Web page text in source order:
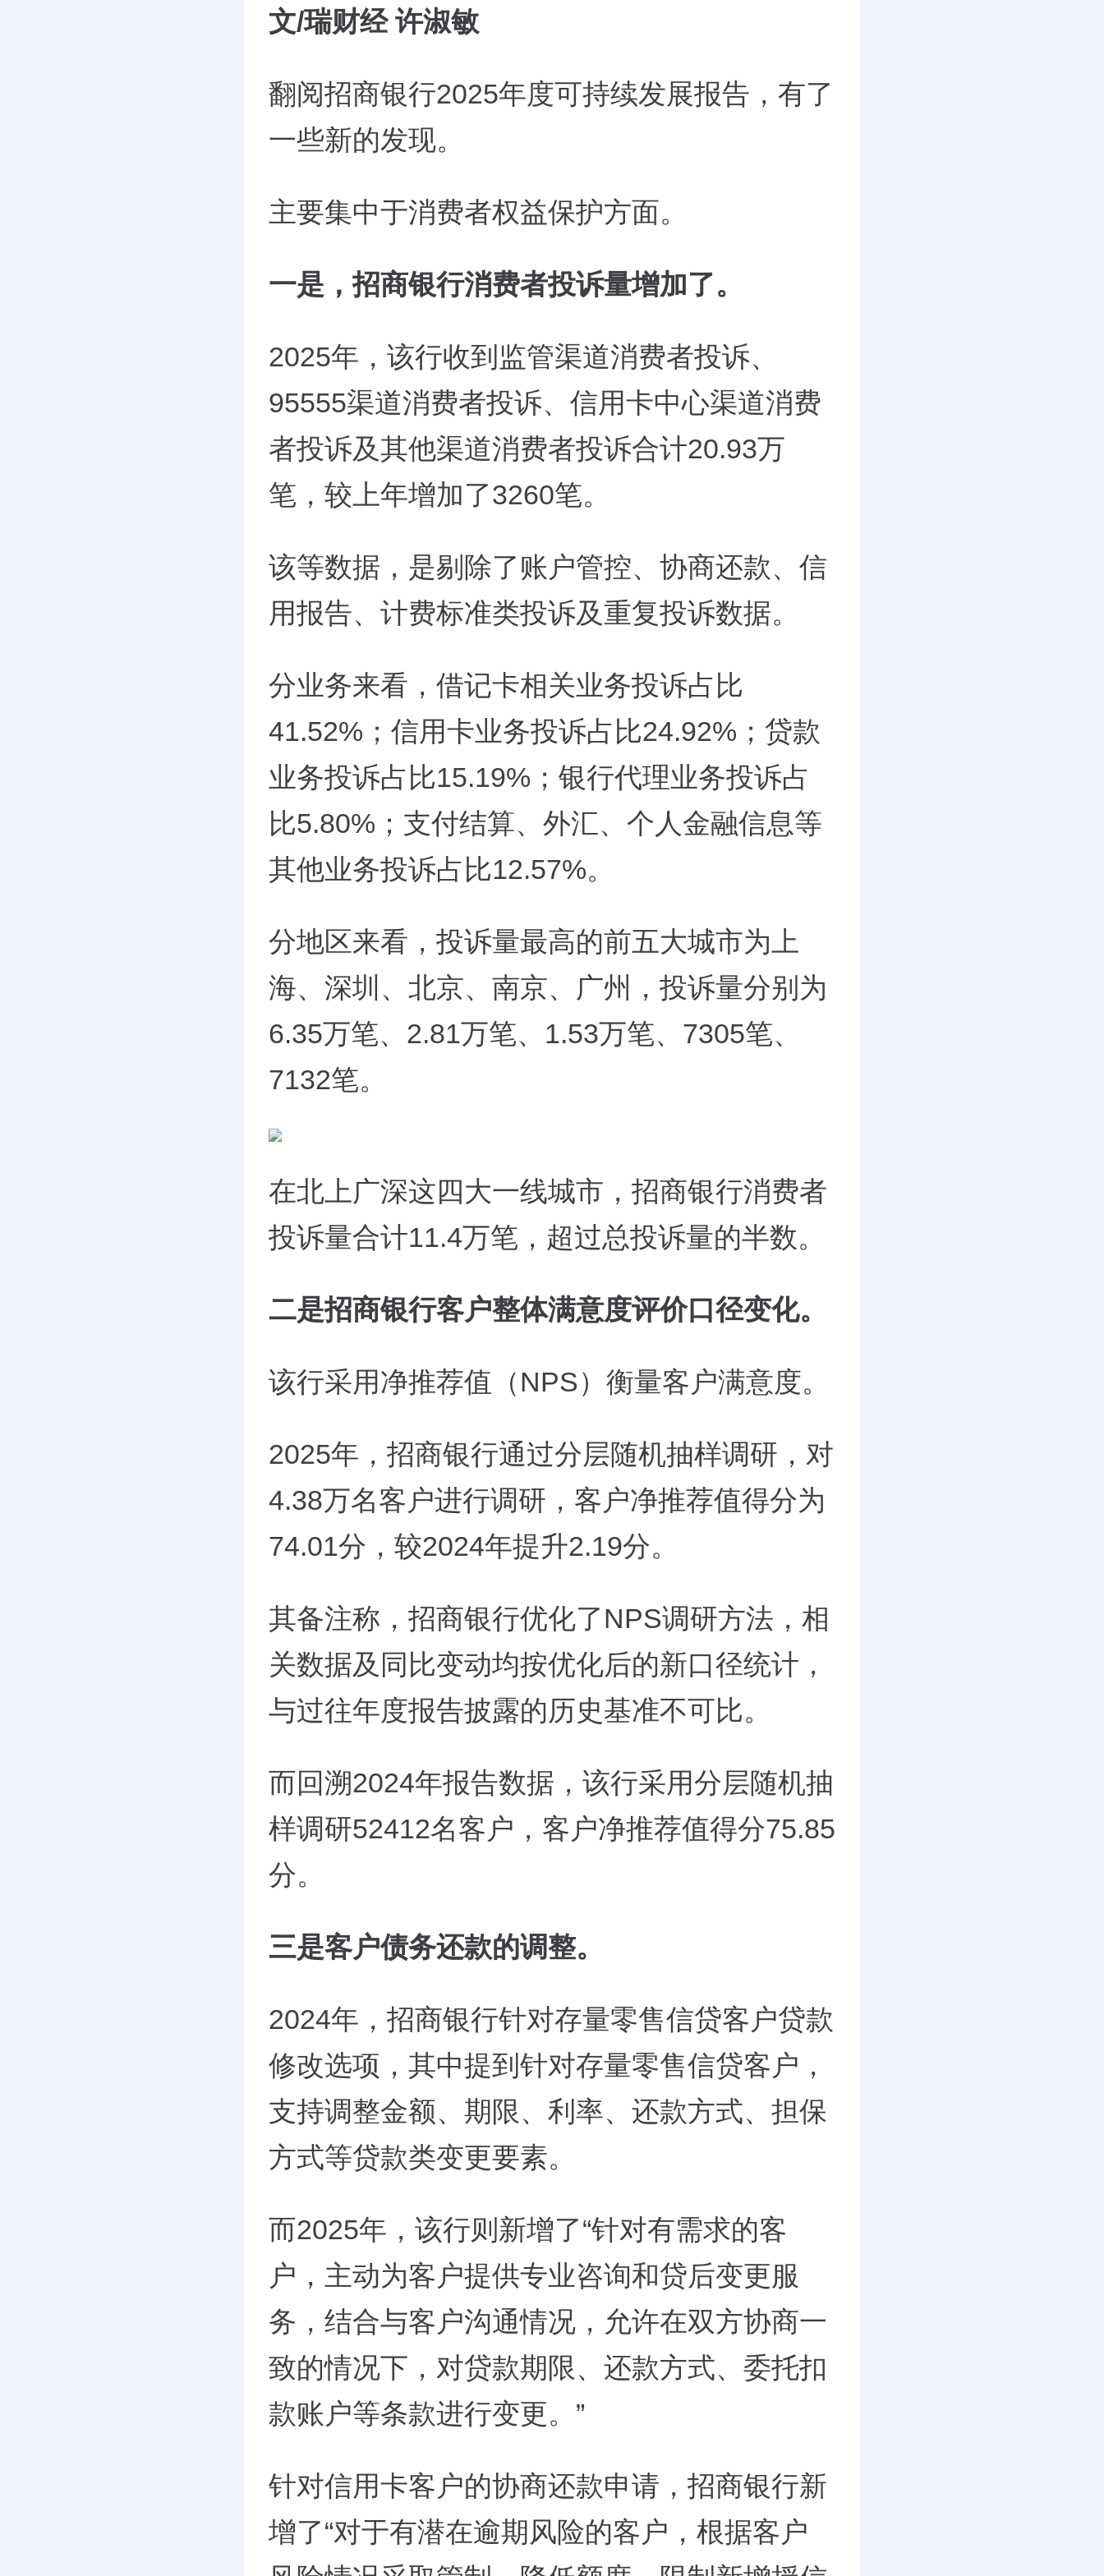
文/瑞财经 许淑敏
翻阅招商银行2025年度可持续发展报告，有了
一些新的发现。
主要集中于消费者权益保护方面。
一是，招商银行消费者投诉量增加了。
2025年，该行收到监管渠道消费者投诉、
95555渠道消费者投诉、信用卡中心渠道消费
者投诉及其他渠道消费者投诉合计20.93万
笔，较上年增加了3260笔。
该等数据，是剔除了账户管控、协商还款、信
用报告、计费标准类投诉及重复投诉数据。
分业务来看，借记卡相关业务投诉占比
41.52%；信用卡业务投诉占比24.92%；贷款
业务投诉占比15.19%；银行代理业务投诉占
比5.80%；支付结算、外汇、个人金融信息等
其他业务投诉占比12.57%。
分地区来看，投诉量最高的前五大城市为上
海、深圳、北京、南京、广州，投诉量分别为
6.35万笔、2.81万笔、1.53万笔、7305笔、
7132笔。
在北上广深这四大一线城市，招商银行消费者
投诉量合计11.4万笔，超过总投诉量的半数。
二是招商银行客户整体满意度评价口径变化。
该行采用净推荐值（NPS）衡量客户满意度。
2025年，招商银行通过分层随机抽样调研，对
4.38万名客户进行调研，客户净推荐值得分为
74.01分，较2024年提升2.19分。
其备注称，招商银行优化了NPS调研方法，相
关数据及同比变动均按优化后的新口径统计，
与过往年度报告披露的历史基准不可比。
而回溯2024年报告数据，该行采用分层随机抽
样调研52412名客户，客户净推荐值得分75.85
分。
三是客户债务还款的调整。
2024年，招商银行针对存量零售信贷客户贷款
修改选项，其中提到针对存量零售信贷客户，
支持调整金额、期限、利率、还款方式、担保
方式等贷款类变更要素。
而2025年，该行则新增了“针对有需求的客
户，主动为客户提供专业咨询和贷后变更服
务，结合与客户沟通情况，允许在双方协商一
致的情况下，对贷款期限、还款方式、委托扣
款账户等条款进行变更。”
针对信用卡客户的协商还款申请，招商银行新
增了“对于有潜在逾期风险的客户，根据客户